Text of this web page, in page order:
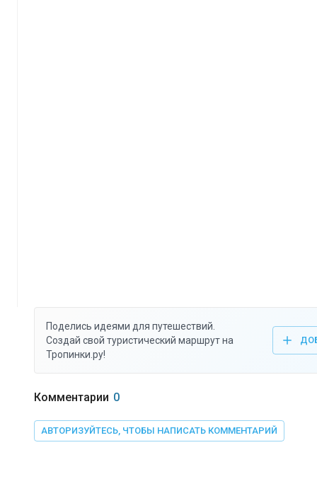
Поделись идеями для путешествий.
Создай свой туристический маршрут на
Тропинки.ру!
Комментарии 0
АВТОРИЗУЙТЕСЬ, ЧТОБЫ НАПИСАТЬ КОММЕНТАРИЙ